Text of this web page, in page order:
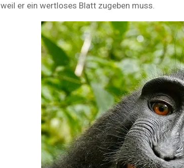
weil er ein wertloses Blatt zugeben muss.